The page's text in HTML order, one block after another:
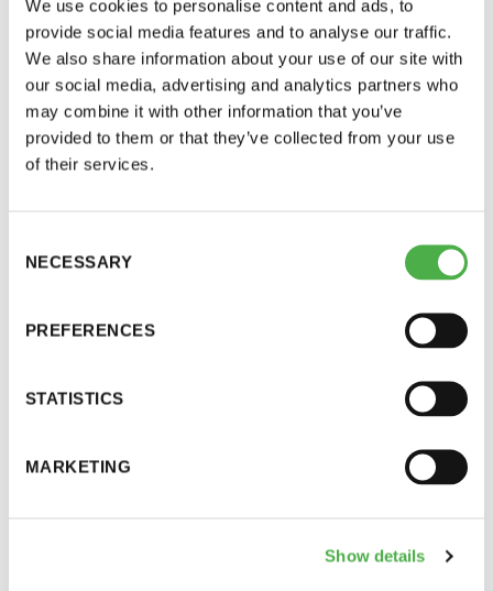
We use cookies to personalise content and ads, to
provide social media features and to analyse our traffic.
We also share information about your use of our site with
our social media, advertising and analytics partners who
may combine it with other information that you’ve
provided to them or that they’ve collected from your use
of their services.
Selection
NECESSARY
PREFERENCES
STATISTICS
MARKETING
Show details
LUE LISÄÄ
Kongressikeskus Dipolissa
Kevätkokouksen materiaali ja ilmoittautumiset
lähetetään uutiskirjeen mukana lähempänä
kokousta.
Kevätkokouksessa käsitellään seuraavat asiat:
toimintakertomus
tilintarkastajien/tilintarkastajan ja
tilinpäätöksen hyväksymisestä ja vahvistamisesta
4. vastuuvapauden myöntämisestä johtokunnalle